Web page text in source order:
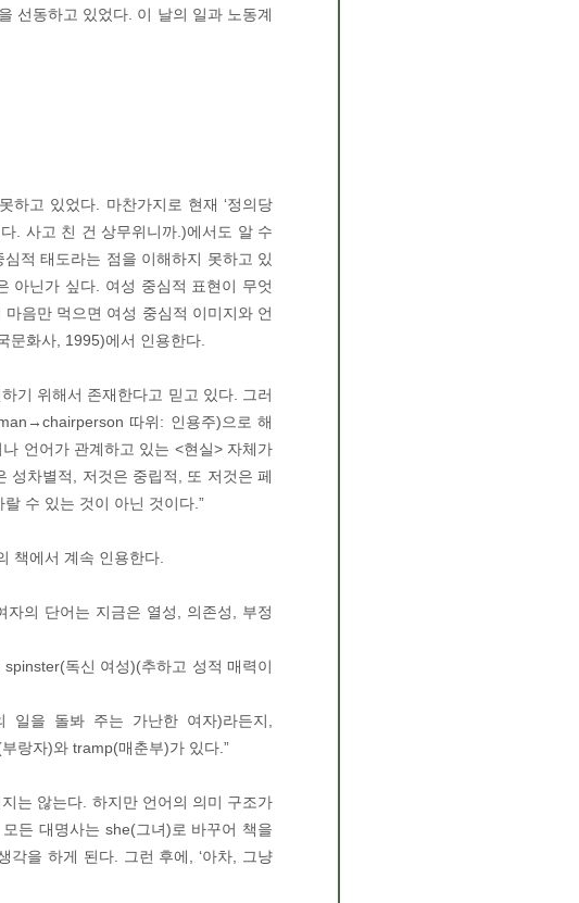
선동하고 있었다. 이 날의 일과 노동계
하고 있었다. 마찬가지로 현재 ‘정의당
. 사고 친 건 상무위니까.)에서도 알 수
적 태도라는 점을 이해하지 못하고 있
아닌가 싶다. 여성 중심적 표현이 무엇
음만 먹으면 여성 중심적 이미지와 언
문화사, 1995)에서 인용한다.
기 위해서 존재한다고 믿고 있다. 그러
따위: 인용주)으로 해
언어가 관계하고 있는 <현실> 자체가
성차별적, 저것은 중립적, 또 저것은 페
수 있는 것이 아닌 것이다.”
책에서 계속 인용한다.
의 단어는 지금은 열성, 의존성, 부정
독신 여성)(추하고 성적 매력이
일을 돌봐 주는 가난한 여자)라든지,
랑자)와 tramp(매춘부)가 있다.”
는 않는다. 하지만 언어의 의미 구조가
든 대명사는 she(그녀)로 바꾸어 책을
각을 하게 된다. 그런 후에, ‘아차, 그냥